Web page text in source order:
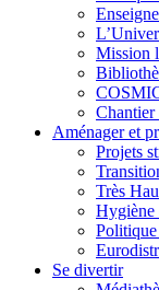
Mission
Chantier
Aménager et
Projets
Très
Hygiène
Se divertir